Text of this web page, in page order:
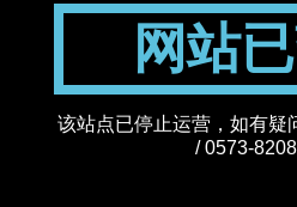
网站
该站点已停止运营，如有疑
/ 0573-